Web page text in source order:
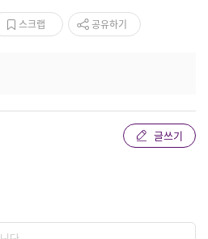
스크랩 공유하기
글쓰기